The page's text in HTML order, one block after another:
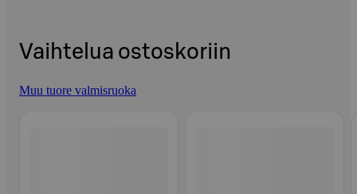
Vaihtelua ostoskoriin
Muu tuore valmisruoka